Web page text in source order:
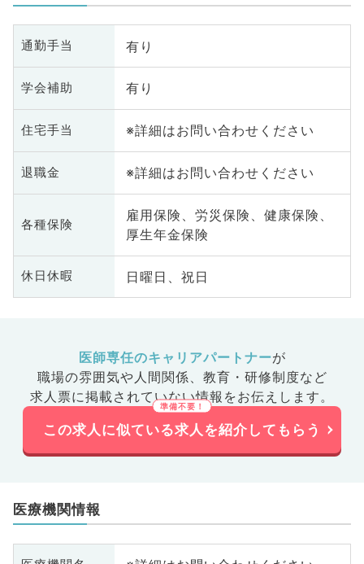
通勤手当 有り
学会補助 有り
住宅手当 ※詳細はお問い合わせください
退職金 ※詳細はお問い合わせください
各種保険
雇用保険、労災保険、健康保険、
厚生年金保険
休日休暇 日曜日、祝日
医師専任のキャリアパートナーが
職場の雰囲気や人間関係、 教育・研修制度など
求人票に掲載されていない情報をお伝えします。
この求人に似ている求人を紹介してもらう
医療機関情報